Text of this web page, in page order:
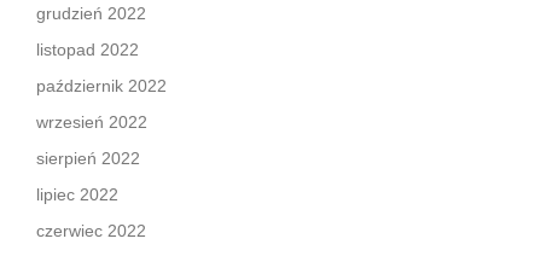
grudzień 2022
listopad 2022
październik 2022
wrzesień 2022
sierpień 2022
lipiec 2022
czerwiec 2022